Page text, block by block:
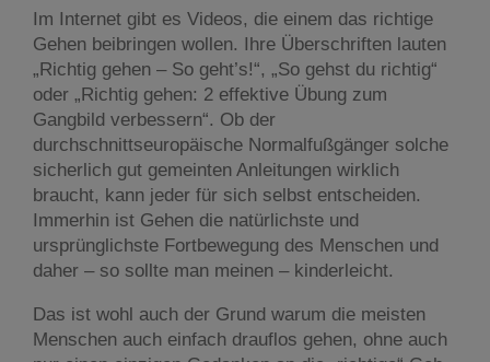
Im Internet gibt es Videos, die einem das richtige
Gehen beibringen wollen. Ihre Überschriften lauten
„Richtig gehen – So geht’s!“, „So gehst du richtig“
oder „Richtig gehen: 2 effektive Übung zum
Gangbild verbessern“. Ob der
durchschnittseuropäische Normalfußgänger solche
sicherlich gut gemeinten Anleitungen wirklich
braucht, kann jeder für sich selbst entscheiden.
Immerhin ist Gehen die natürlichste und
ursprünglichste Fortbewegung des Menschen und
daher – so sollte man meinen – kinderleicht.
Das ist wohl auch der Grund warum die meisten
Menschen auch einfach drauflos gehen, ohne auch